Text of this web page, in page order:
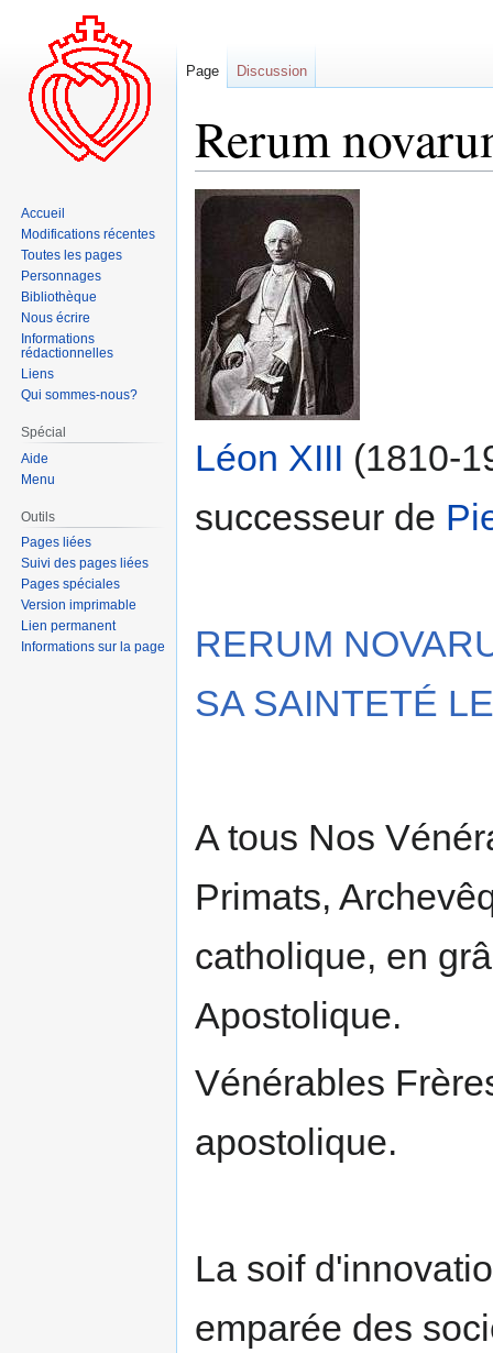
Rerum
Aller
navigation
Aller
recherche
Léon XIII (1810-
successeur de
RERUM
SA SAINTETÉ
A tous Nos
Primats,
catholique, en
Apostolique.
Vénérables
apostolique.
La soif
emparée des
Page Discussion
Accueil
Modifications récentes
Toutes les pages
Personnages
Bibliothèque
Nous écrire
Informations
rédactionnelles
Liens
Qui sommes-nous?
Spécial
Aide
Menu
Outils
Pages liées
Suivi des pages liées
Pages spéciales
Version imprimable
Lien permanent
Informations sur la page